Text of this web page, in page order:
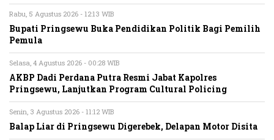
Rabu, 5 Agustus 2026 - 12:13 WIB
Bupati Pringsewu Buka Pendidikan Politik Bagi Pemilih
Pemula
Selasa, 4 Agustus 2026 - 00:28 WIB
AKBP Dadi Perdana Putra Resmi Jabat Kapolres
Pringsewu, Lanjutkan Program Cultural Policing
Senin, 3 Agustus 2026 - 11:12 WIB
Balap Liar di Pringsewu Digerebek, Delapan Motor Disita